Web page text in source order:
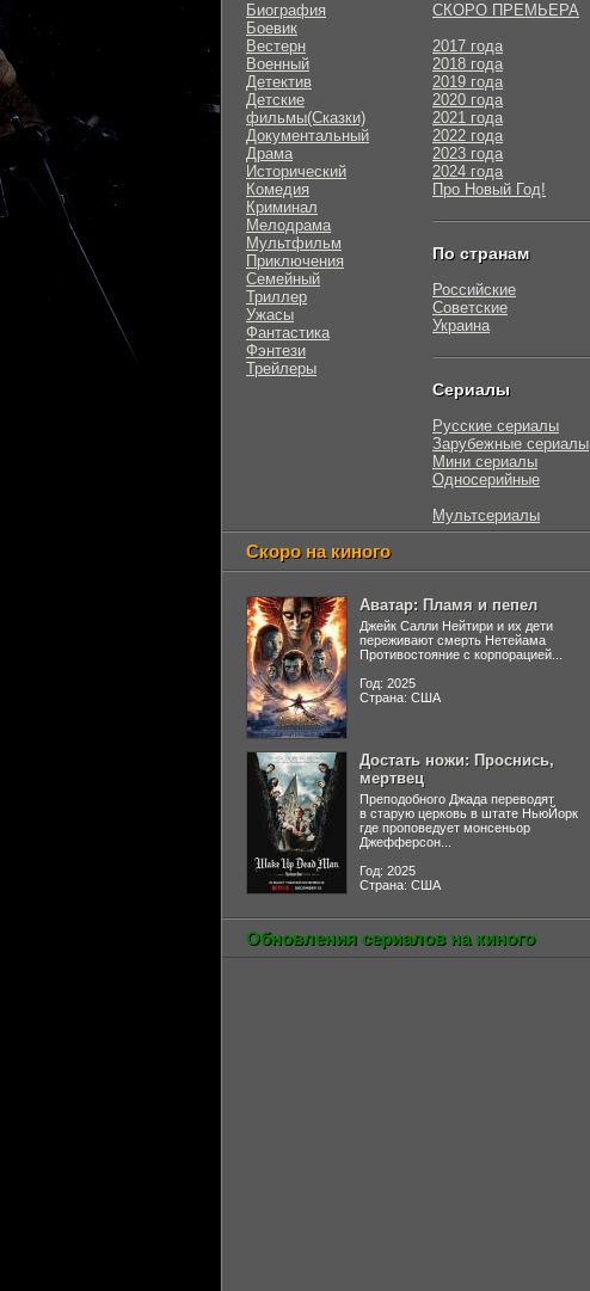
Биография
Боевик
Вестерн
Военный
Детектив
Детские
фильмы(Сказки)
Документальный
Драма
Исторический
Комедия
Криминал
Мелодрама
Мультфильм
Приключения
Семейный
Триллер
Ужасы
Фантастика
Фэнтези
Трейлеры
СКОРО ПРЕМЬЕРА
2017 года
2018 года
2019 года
2020 года
2021 года
2022 года
2023 года
2024 года
Про Новый Год!
По странам
Российские
Советские
Украина
Сериалы
Русские сериалы
Зарубежные сериалы
Мини сериалы
Односерийные
Мультсериалы
Скоро на киного
Аватар: Пламя и пепел
Джейк Салли Нейтири и их дети
переживают смерть Нетейама
Противостояние с корпорацией...
Год: 2025
Страна: США
Достать ножи: Проснись,
мертвец
Преподобного Джада переводят
в старую церковь в штате НьюЙорк
где проповедует монсеньор
Джефферсон...
Год: 2025
Страна: США
Обновления сериалов на киного